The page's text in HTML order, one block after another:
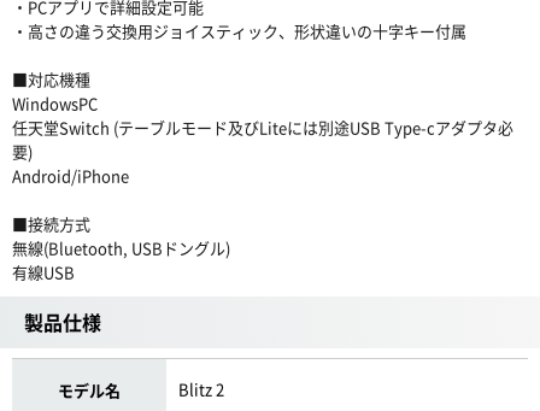
・PCアプリで詳細設定可能
・高さの違う交換用ジョイスティック、形状違いの十字キー付属
■対応機種
WindowsPC
任天堂Switch (テーブルモード及びLiteには別途USB Type-cアダプタ必
要)
Android/iPhone
■接続方式
無線(Bluetooth, USBドングル)
有線USB
製品仕様
モデル名 Blitz 2